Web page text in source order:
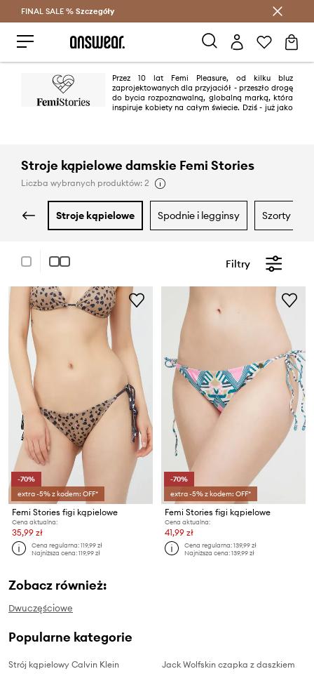
Oszczędzaj z Answear Club >
FINAL SALE % Szczegóły
Przez 10 lat Femi Pleasure, od kilku bluz
zaprojektowanych dla przyjaciół - przeszło drogę
do bycia rozpoznawalną, globalną marką, która
inspiruje kobiety na całym świecie. Dziś - już jako
Stroje kąpielowe damskie Femi Stories
Liczba wybranych produktów: 2
stroje kąpielowe spodnie i legginsy szorty
Filtry
-70%
extra -5% z kodem: OFF*
Femi Stories figi kąpielowe
Cena aktualna:
35,99 zł
Cena regularna:119,99 zł
Najniższa cena:119,99 zł
-70%
extra -5% z kodem: OFF*
Femi Stories figi kąpielowe
Cena aktualna:
41,99 zł
Cena regularna:139,99 zł
Najniższa cena:139,99 zł
Zobacz również:
Dwuczęściowe
Popularne kategorie
Strój kąpielowy Calvin Klein
Jack Wolfskin czapka z daszkiem